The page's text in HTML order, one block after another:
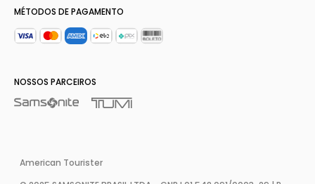
MÉTODOS DE PAGAMENTO
NOSSOS PARCEIROS
American Tourister